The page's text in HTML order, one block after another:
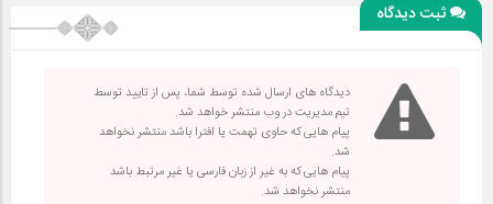
ثبت دیدگاه
دیدگاه های ارسال شده توسط شما، پس از تایید توسط
تیم مدیریت در وب منتشر خواهد شد.
پیام هایی که حاوی تهمت یا افترا باشد منتشر نخواهد
شد.
پیام هایی که به غیر از زبان فارسی یا غیر مرتبط باشد
منتشر نخواهد شد.